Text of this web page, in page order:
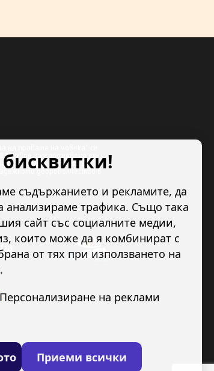
евро, предоставена от
механизъм на ЕИП.
доброволчество в
съдържанието и рекламите, да
анализираме трафика. Също така
сайт със социалните медии,
които може да я комбинират с
от тях при използването на
Персонализиране на реклами
Приеми всички